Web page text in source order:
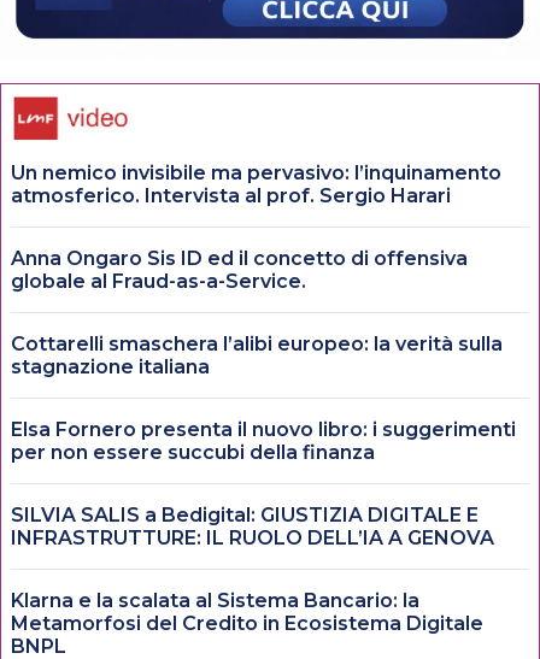
Un nemico invisibile ma pervasivo: l’inquinamento
atmosferico. Intervista al prof. Sergio Harari
Anna Ongaro Sis ID ed il concetto di offensiva
globale al Fraud-as-a-Service.
Cottarelli smaschera l’alibi europeo: la verità sulla
stagnazione italiana
Elsa Fornero presenta il nuovo libro: i suggerimenti
per non essere succubi della finanza
SILVIA SALIS a Bedigital: GIUSTIZIA DIGITALE E
INFRASTRUTTURE: IL RUOLO DELL’IA A GENOVA
Klarna e la scalata al Sistema Bancario: la
Metamorfosi del Credito in Ecosistema Digitale
BNPL